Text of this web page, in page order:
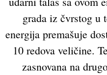
grada iz čvrstog u
energija premašuje
10 redova veličine.
zasnovana na